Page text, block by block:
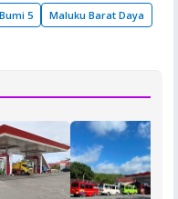
5
Maluku Barat Daya